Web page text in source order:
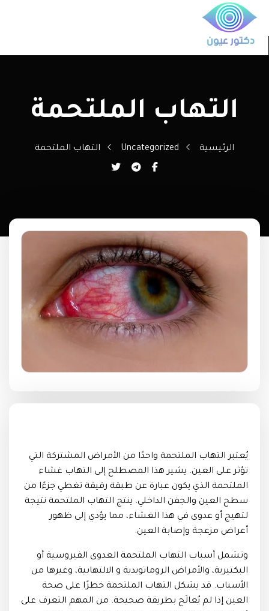
التهاب الملتحمة
الرئيسية Uncategorized التهاب الملتحمة
يُعتبر التهاب الملتحمة واحدًا من الأمراض المشتركة التي
تؤثر على العين. يشير هذا المصطلح إلى التهاب غشاء
الملتحمة الذي يكون عبارة عن طبقة رقيقة تغطي جزءًا من
سطح العين والجفن الداخلي. ينتج التهاب الملتحمة نتيجة
لتهيج أو عدوى في هذا الغشاء، مما يؤدي إلى ظهور
أعراض مزعجة وإصابة العين.
وتشمل أسباب التهاب الملتحمة العدوى الفيروسية أو
البكتيرية، والأمراض الروماتويدية و الالتهابية، وغيرها من
الأسباب. قد يشكل التهاب الملتحمة خطرًا على صحة
العين إذا لم يُعالَج بطريقة صحيحة. من المهم التعرف على